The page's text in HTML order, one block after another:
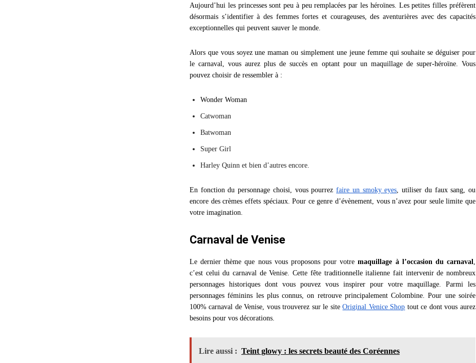
Aujourd’hui les princesses sont peu à peu remplacées par les héroïnes. Les petites filles préfèrent
désormais s’identifier à des femmes fortes et courageuses, des aventurières avec des capacités
exceptionnelles qui peuvent sauver le monde.
Alors que vous soyez une maman ou simplement une jeune femme qui souhaite se déguiser pour
le carnaval, vous aurez plus de succès en optant pour un maquillage de super-héroïne. Vous
pouvez choisir de ressembler à :
Wonder Woman
Catwoman
Batwoman
Super Girl
Harley Quinn et bien d’autres encore.
En fonction du personnage choisi, vous pourrez faire un smoky eyes, utiliser du faux sang, ou
encore des crèmes effets spéciaux. Pour ce genre d’évènement, vous n’avez pour seule limite que
votre imagination.
Carnaval de Venise
Le dernier thème que nous vous proposons pour votremaquillage à l’occasion du carnaval,
c’est celui du carnaval de Venise. Cette fête traditionnelle italienne fait intervenir de nombreux
personnages historiques dont vous pouvez vous inspirer pour votre maquillage. Parmi les
personnages féminins les plus connus, on retrouve principalement Colombine. Pour une soirée
100% carnaval de Venise, vous trouverez sur le siteOriginal Venice Shop tout ce dont vous aurez
besoins pour vos décorations.
Lire aussi : Teint glowy : les secrets beauté des Coréennes